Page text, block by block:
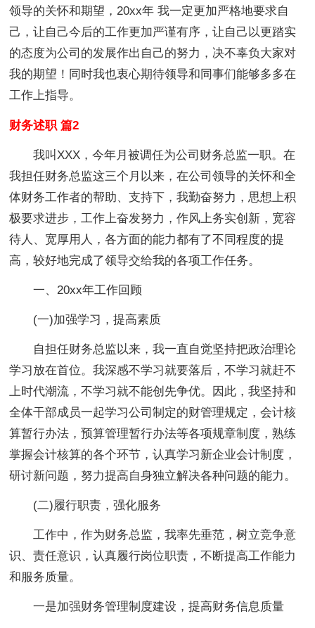
领导的关怀和期望，20xx年 我一定更加严格地要求自
己，让自己今后的工作更加严谨有序，让自己以更踏实
的态度为公司的发展作出自己的努力，决不辜负大家对
我的期望！同时我也衷心期待领导和同事们能够多多在
工作上指导。
财务述职 篇2
我叫XXX，今年月被调任为公司财务总监一职。在
我担任财务总监这三个月以来，在公司领导的关怀和全
体财务工作者的帮助、支持下，我勤奋努力，思想上积
极要求进步，工作上奋发努力，作风上务实创新，宽容
待人、宽厚用人，各方面的能力都有了不同程度的提
高，较好地完成了领导交给我的各项工作任务。
一、20xx年工作回顾
(一)加强学习，提高素质
自担任财务总监以来，我一直自觉坚持把政治理论
学习放在首位。我深感不学习就要落后，不学习就赶不
上时代潮流，不学习就不能创先争优。因此，我坚持和
全体干部成员一起学习公司制定的财管理规定，会计核
算暂行办法，预算管理暂行办法等各项规章制度，熟练
掌握会计核算的各个环节，认真学习新企业会计制度，
研讨新问题，努力提高自身独立解决各种问题的能力。
(二)履行职责，强化服务
工作中，作为财务总监，我率先垂范，树立竞争意
识、责任意识，认真履行岗位职责，不断提高工作能力
和服务质量。
一是加强财务管理制度建设，提高财务信息质量